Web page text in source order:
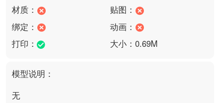
材质：
贴图：
绑定：
动画：
打印：
大小：0.69M
模型说明：
无